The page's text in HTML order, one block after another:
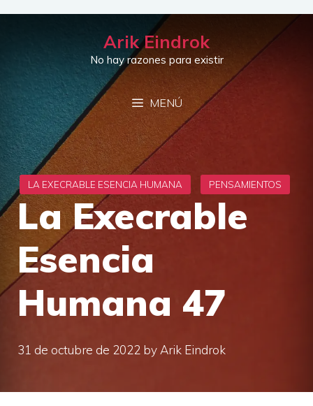
Saltar
Arik Eindrok
No hay razones para existir
MENÚ
La Execrable
Esencia
Humana 47
31 de octubre de 2022 by Arik Eindrok